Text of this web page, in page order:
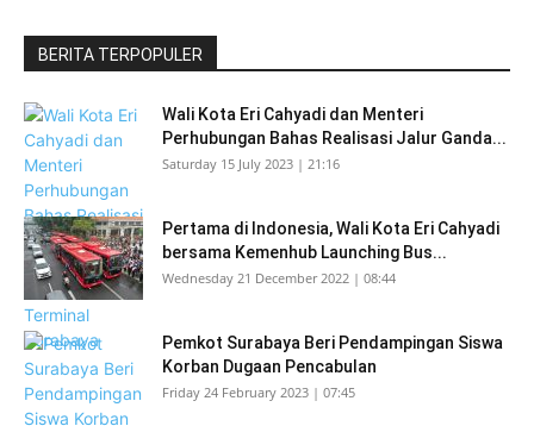
BERITA TERPOPULER
Wali Kota Eri Cahyadi dan Menteri
Perhubungan Bahas Realisasi Jalur Ganda...
Saturday 15 July 2023 | 21:16
Pertama di Indonesia, Wali Kota Eri Cahyadi
bersama Kemenhub Launching Bus...
Wednesday 21 December 2022 | 08:44
Pemkot Surabaya Beri Pendampingan Siswa
Korban Dugaan Pencabulan
Friday 24 February 2023 | 07:45